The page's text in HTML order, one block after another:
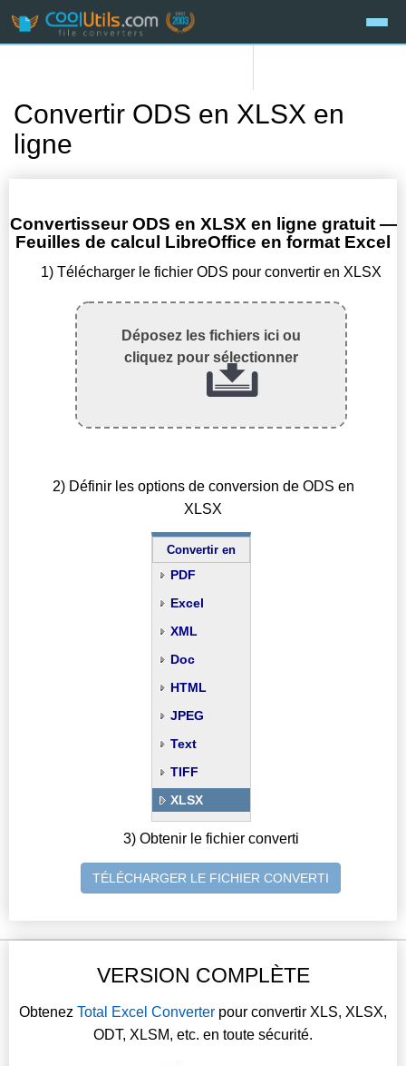
Convertir ODS en XLSX en
ligne
Convertisseur ODS en XLSX en ligne gratuit —
Feuilles de calcul LibreOffice en format Excel
1) Télécharger le fichier ODS pour convertir en XLSX
Déposez les fichiers ici ou
cliquez pour sélectionner
2) Définir les options de conversion de ODS en
XLSX
Convertir en
PDF
Excel
XML
Doc
HTML
JPEG
Text
TIFF
XLSX
3) Obtenir le fichier converti
TÉLÉCHARGER LE FICHIER CONVERTI
VERSION COMPLÈTE
Obtenez Total Excel Converter pour convertir XLS, XLSX,
ODT, XLSM, etc. en toute sécurité.